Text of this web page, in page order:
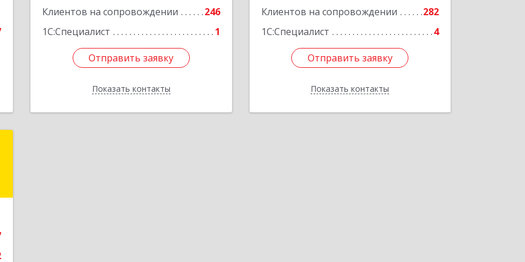
Клиентов на сопровождении
246
1С:Специалист
1
Отправить заявку
Показать контакты
Отправить заявку
Назад
Клиентов на сопровождении
282
1С:Специалист
4
Отправить заявку
Показать контакты
Подробнее
Отправить заявку
Назад